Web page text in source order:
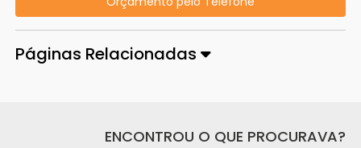
Páginas Relacionadas
ENCONTROU O QUE PROCURAVA?